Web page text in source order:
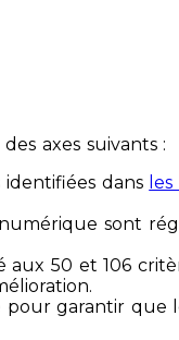
axes suivants :
dans
sont
50 et 106
garantir que